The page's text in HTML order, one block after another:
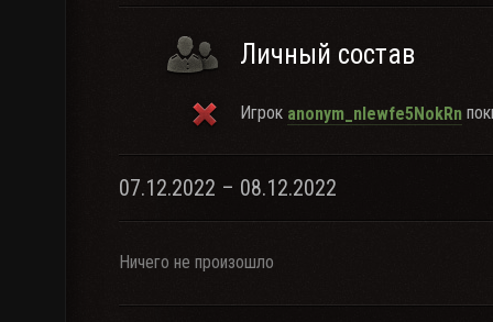
Личный состав
Игрок anonym_nlewfe5NokRn
07.12.2022 – 08.12.2022
Ничего не произошло